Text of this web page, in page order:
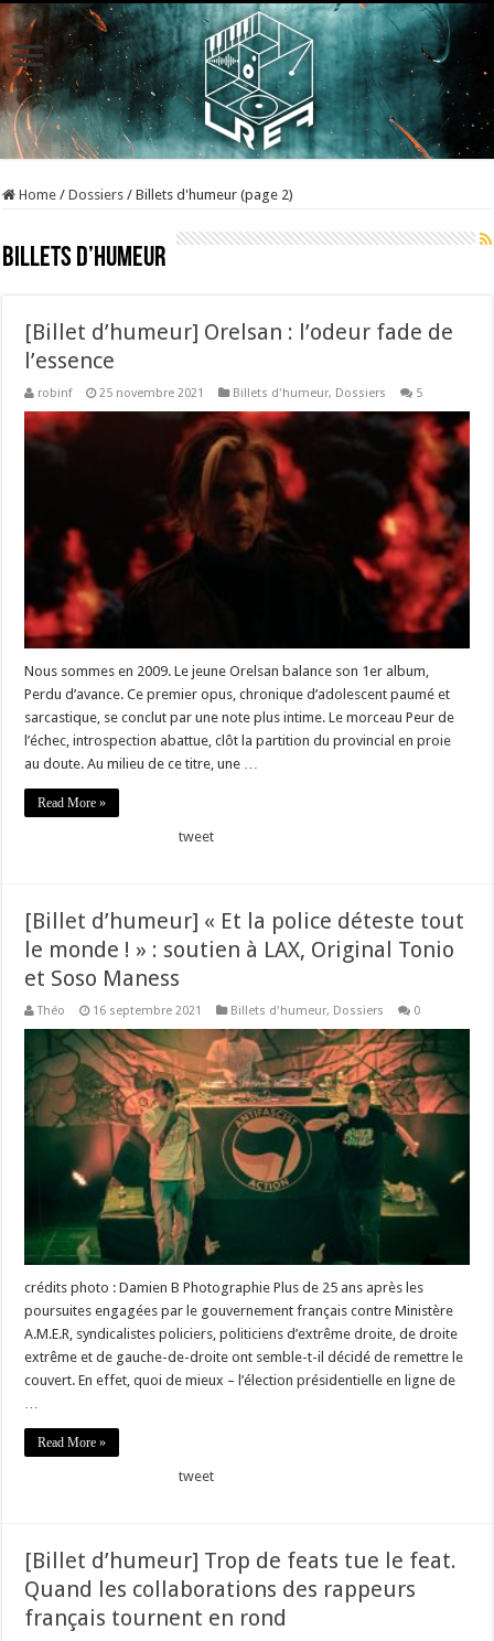
Home / Dossiers / Billets d'humeur (page 2)
Billets d’humeur
[Billet d’humeur] Orelsan : l’odeur fade de
l’essence
robinf 25 novembre 2021 Billets d'humeur, Dossiers 5
Nous sommes en 2009. Le jeune Orelsan balance son 1er album,
Perdu d’avance. Ce premier opus, chronique d’adolescent paumé et
sarcastique, se conclut par une note plus intime. Le morceau Peur de
l’échec, introspection abattue, clôt la partition du provincial en proie
au doute. Au milieu de ce titre, une …
Read More »
tweet
[Billet d’humeur] « Et la police déteste tout
le monde ! » : soutien à LAX, Original Tonio
et Soso Maness
Théo 16 septembre 2021 Billets d'humeur, Dossiers 0
crédits photo : Damien B Photographie Plus de 25 ans après les
poursuites engagées par le gouvernement français contre Ministère
A.M.E.R, syndicalistes policiers, politiciens d’extrême droite, de droite
extrême et de gauche-de-droite ont semble-t-il décidé de remettre le
couvert. En effet, quoi de mieux – l’élection présidentielle en ligne de
…
Read More »
tweet
[Billet d’humeur] Trop de feats tue le feat.
Quand les collaborations des rappeurs
français tournent en rond